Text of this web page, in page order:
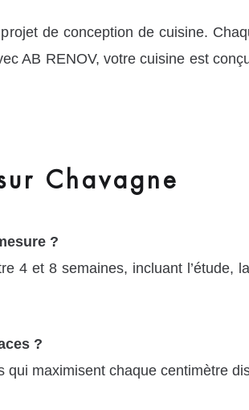
de conception de cuisine.
AB RENOV, votre cuisine est
Chavagne
?
4 et 8 semaines, incluant l’étude,
?
maximisent chaque centimètre